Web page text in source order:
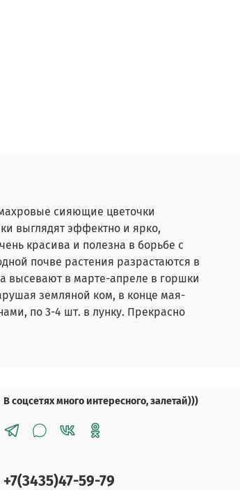
сияющие цветочки
выглядят эффектно и ярко,
красива и полезна в борьбе с
почве растения разрастаются в
высевают в марте-апреле в горшки
земляной ком, в конце мая-
по 3-4 шт. в лунку. Прекрасно
В соцсетях много интересного, залетай)))
+7(3435)47-59-79